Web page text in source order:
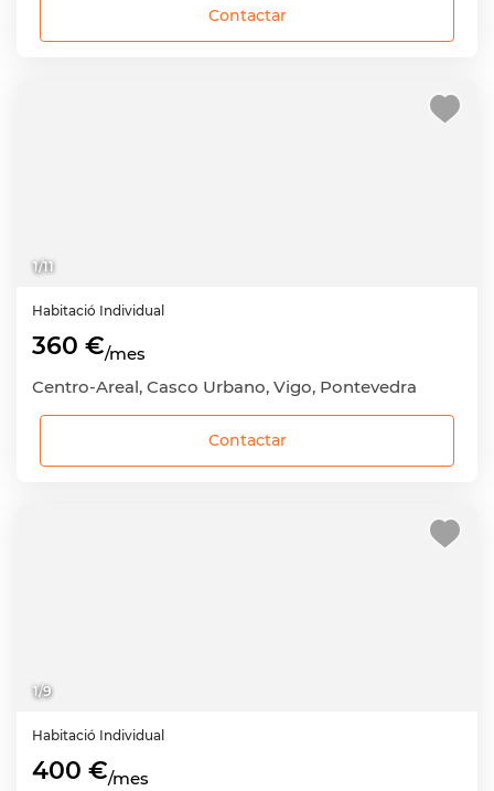
Contactar
1/11
Habitació Individual
360 €/mes
Centro-Areal, Casco Urbano, Vigo, Pontevedra
Contactar
1/9
Habitació Individual
400 €/mes